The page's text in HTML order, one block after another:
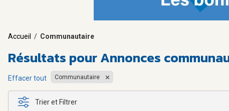
Accueil / Communautaire
Résultats pourAnnonces
Effacer tout Communautaire
Trier et Filtrer